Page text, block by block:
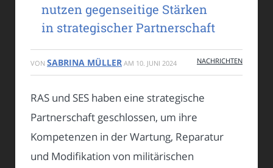
nutzen gegenseitige Stärken
in strategischer Partnerschaft
VON SABRINA MÜLLER AM 10. JUNI 2024 NACHRICHTEN
RAS und SES haben eine strategische
Partnerschaft geschlossen, um ihre
Kompetenzen in der Wartung, Reparatur
und Modifikation von militärischen